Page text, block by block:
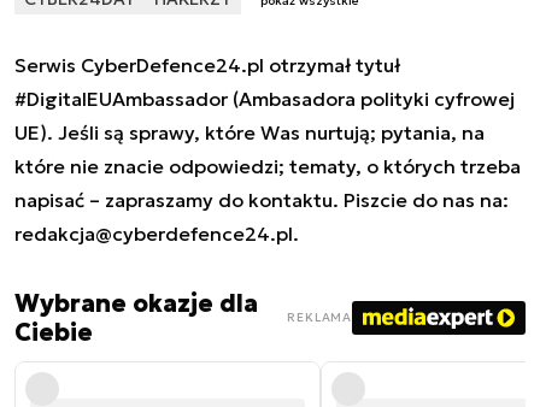
Serwis CyberDefence24.pl otrzymał tytuł
#DigitalEUAmbassador (Ambasadora polityki cyfrowej
UE). Jeśli są sprawy, które Was nurtują; pytania, na
które nie znacie odpowiedzi; tematy, o których trzeba
napisać – zapraszamy do kontaktu. Piszcie do nas na:
redakcja@cyberdefence24.pl.
Wybrane okazje dla
Ciebie
REKLAMA